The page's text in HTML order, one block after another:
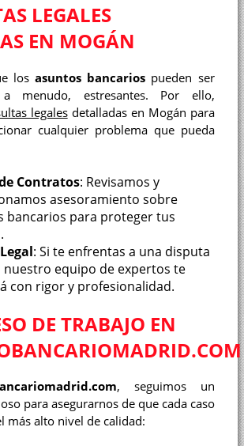
LEGALES
EN MOGÁN
losasuntos bancarios pueden ser
menudo, estresantes. Por ello,
legalesdetalladas en Mogán para
cualquier problema que pueda
Contratos: Revisamos y
asesoramiento sobre
bancarios para proteger tus
: Si te enfrentas a una disputa
nuestro equipo de expertos te
con rigor y profesionalidad.
DE TRABAJO EN
, seguimos un
para asegurarnos de que cada caso
más alto nivel de calidad: